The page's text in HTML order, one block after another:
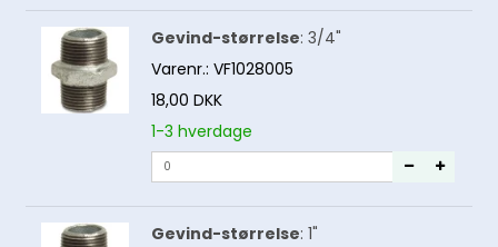
Gevind-størrelse: 3/4"
Varenr.: VF1028005
18,00 DKK
1-3 hverdage
Gevind-størrelse: 1"